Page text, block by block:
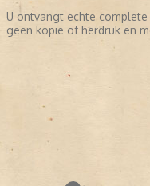
U ontvangt echte
geen kopie of herdruk en